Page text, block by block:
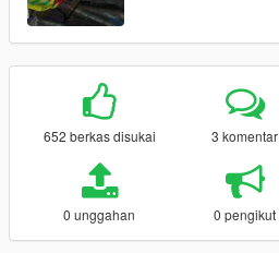
652 berkas disukai 3 komentar
0 unggahan 0 pengikut